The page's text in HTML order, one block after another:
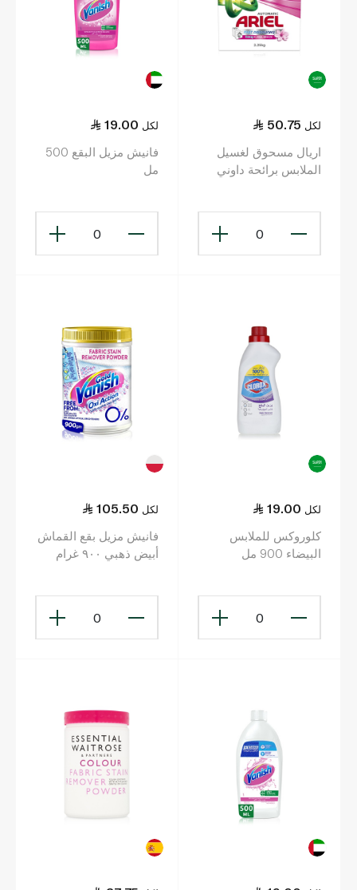
50.75 لكل
اريال مسحوق لغسيل
الملابس برائحة داوني
0
19.00 لكل
فانيش مزيل البقع 500
مل
0
19.00 لكل
كلوروكس للملابس
البيضاء 900 مل
0
105.50 لكل
فانيش مزيل بقع القماش
أبيض ذهبي ٩٠٠ غرام
0